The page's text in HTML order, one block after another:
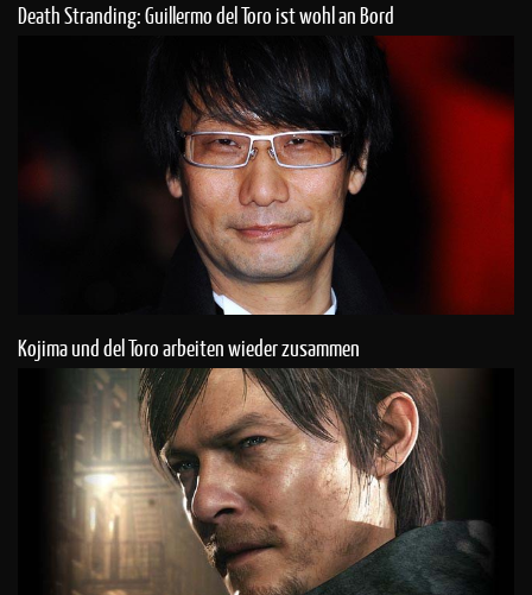
Death Stranding: Guillermo del Toro ist wohl an Bord
Kojima und del Toro arbeiten wieder zusammen